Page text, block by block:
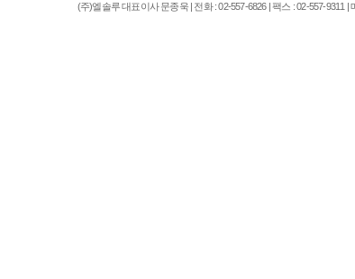
(주)엘솔루 대표이사 문종욱 | 전화 : 02-557-6826 | 팩스 : 02-557-9311 |